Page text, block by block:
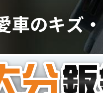
車のキズ